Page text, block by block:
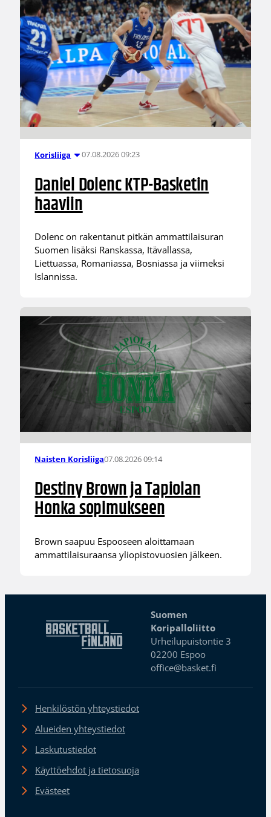
Korisliiga 07.08.2026 09:23
Daniel Dolenc KTP-Basketin
haaviin
Dolenc on rakentanut pitkän ammattilaisuran
Suomen lisäksi Ranskassa, Itävallassa,
Liettuassa, Romaniassa, Bosniassa ja viimeksi
Islannissa.
Naisten Korisliiga07.08.2026 09:14
Destiny Brown ja Tapiolan
Honka sopimukseen
Brown saapuu Espooseen aloittamaan
ammattilaisuraansa yliopistovuosien jälkeen.
Suomen
Koripalloliitto
Urheilupuistontie 3
02200 Espoo
office@basket.fi
Henkilöstön yhteystiedot
Alueiden yhteystiedot
Laskutustiedot
Käyttöehdot ja tietosuoja
Evästeet